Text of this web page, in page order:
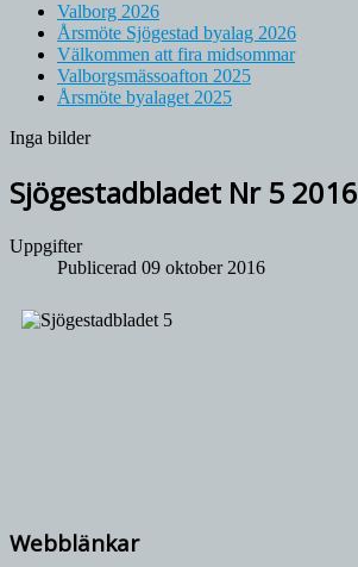
Valborg 2026
Årsmöte Sjögestad byalag 2026
Välkommen att fira midsommar
Valborgsmässoafton 2025
Årsmöte byalaget 2025
Inga bilder
Sjögestadbladet Nr 5 2016
Uppgifter
Publicerad 09 oktober 2016
Webblänkar